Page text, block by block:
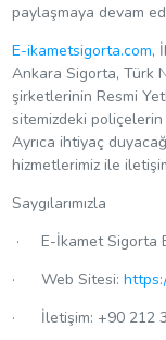
paylaşmaya devam
E-ikametsigorta.com,
Ankara Sigorta, Türk
şirketlerinin Resmi
sitemizdeki poliçelerin
Ayrıca ihtiyaç
hizmetlerimiz ile
Saygılarımızla
· E-İkamet Sigorta
· Web Sitesi:
· İletişim: +90 212